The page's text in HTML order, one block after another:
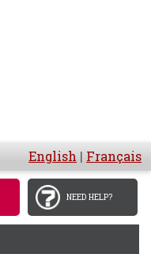
English | Français
NEED HELP?